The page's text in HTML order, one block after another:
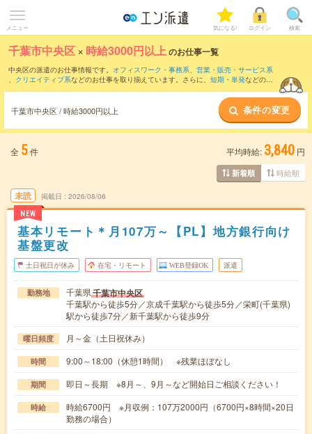
メニュー 気になる! ログイン 検索
千葉市中央区 × 時給3000円以上のお仕事一覧
中央区の派遣のお仕事情報です。 オフィスワーク・事務系、 営業・販売・サービス系
、 クリエイティブ系などのお仕事を取り揃えています。さらに、 短期 ・ 単発などの期
千葉市中央区 / 時給3000円以上 条件の変更
全 5件 平均時給: 3,840 円
新着順 時給順
未読
NEW
掲載日 2026/08/06
基本リモート＊月107万～【PL】地方銀行向け
基盤更改
土日祝日が休み 在宅・リモート WEB登録OK 派遣
勤務地 千葉県千葉市中央区
千葉駅から徒歩5分／京成千葉駅から徒歩5分／栄町(千葉県)
駅から徒歩7分／新千葉駅から徒歩9分
曜日頻度 月～金（土日祝休み）
時間 9:00～18:00（休憩1時間） ※残業ほぼなし
期間 即日～長期 ※8月～、9月～など開始日ご相談ください！
時給
時給6700円 ※月収例：107万2000円（6700円×8時間×20日
勤務の場合）